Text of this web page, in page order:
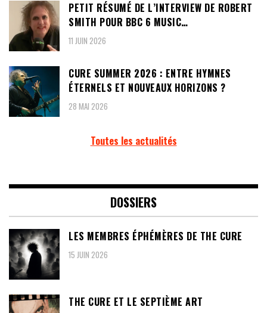
PETIT RÉSUMÉ DE L’INTERVIEW DE ROBERT
SMITH POUR BBC 6 MUSIC…
11 JUIN 2026
CURE SUMMER 2026 : ENTRE HYMNES
ÉTERNELS ET NOUVEAUX HORIZONS ?
28 MAI 2026
Toutes les actualités
DOSSIERS
LES MEMBRES ÉPHÉMÈRES DE THE CURE
15 JUIN 2026
THE CURE ET LE SEPTIÈME ART